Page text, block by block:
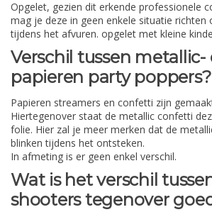
Opgelet, gezien dit erkende professionele
mag je deze in geen enkele situatie richten
tijdens het afvuren. opgelet met kleine
Verschil tussen metallic-
papieren party poppers?
Papieren streamers en confetti zijn
Hiertegenover staat de metallic confetti
folie. Hier zal je meer merken dat de
blinken tijdens het ontsteken.
In afmeting is er geen enkel verschil.
Wat is het verschil
shooters tegenover